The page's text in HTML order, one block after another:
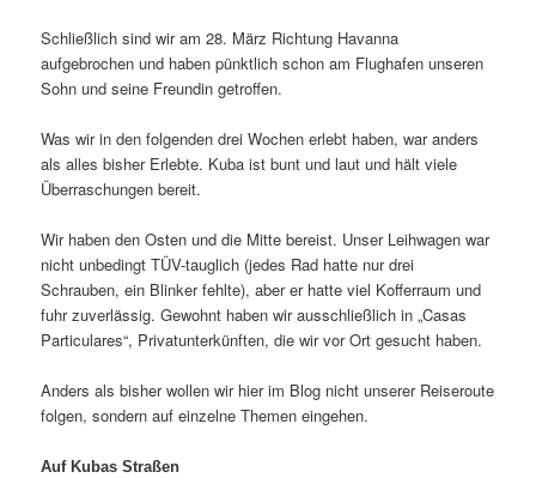
Schließlich sind wir am 28. März Richtung Havanna
aufgebrochen und haben pünktlich schon am Flughafen unseren
Sohn und seine Freundin getroffen.
Was wir in den folgenden drei Wochen erlebt haben, war anders
als alles bisher Erlebte. Kuba ist bunt und laut und hält viele
Überraschungen bereit.
Wir haben den Osten und die Mitte bereist. Unser Leihwagen war
nicht unbedingt TÜV-tauglich (jedes Rad hatte nur drei
Schrauben, ein Blinker fehlte), aber er hatte viel Kofferraum und
fuhr zuverlässig. Gewohnt haben wir ausschließlich in „Casas
Particulares“, Privatunterkünften, die wir vor Ort gesucht haben.
Anders als bisher wollen wir hier im Blog nicht unserer Reiseroute
folgen, sondern auf einzelne Themen eingehen.
Auf Kubas Straßen